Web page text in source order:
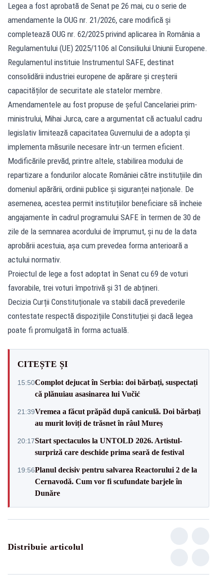
Legea a fost aprobată de Senat pe 26 mai, cu o serie de
amendamente la OUG nr. 21/2026, care modifică și
completează OUG nr. 62/2025 privind aplicarea în România a
Regulamentului (UE) 2025/1106 al Consiliului Uniunii Europene.
Regulamentul instituie Instrumentul SAFE, destinat
consolidării industriei europene de apărare și creșterii
capacităților de securitate ale statelor membre.
Amendamentele au fost propuse de șeful Cancelariei prim-
ministrului, Mihai Jurca, care a argumentat că actualul cadru
legislativ limitează capacitatea Guvernului de a adopta și
implementa măsurile necesare într-un termen eficient.
Modificările prevăd, printre altele, stabilirea modului de
repartizare a fondurilor alocate României către instituțiile din
domeniul apărării, ordinii publice și siguranței naționale. De
asemenea, acestea permit instituțiilor beneficiare să încheie
angajamente în cadrul programului SAFE în termen de 30 de
zile de la semnarea acordului de împrumut, și nu de la data
aprobării acestuia, așa cum prevedea forma anterioară a
actului normativ.
Proiectul de lege a fost adoptat în Senat cu 69 de voturi
favorabile, trei voturi împotrivă și 31 de abțineri.
Decizia Curții Constituționale va stabili dacă prevederile
contestate respectă dispozițiile Constituției și dacă legea
poate fi promulgată în forma actuală.
CITEȘTE ȘI
15:50Complot dejucat în Serbia: doi bărbați, suspectați
că plănuiau asasinarea lui Vučić
21:39Vremea a făcut prăpăd după caniculă. Doi bărbați
au murit loviți de trăsnet în râul Mureș
20:17Start spectaculos la UNTOLD 2026. Artistul-
surpriză care deschide prima seară de festival
19:56Planul decisiv pentru salvarea Reactorului 2 de la
Cernavodă. Cum vor fi scufundate barjele în
Dunăre
Distribuie articolul